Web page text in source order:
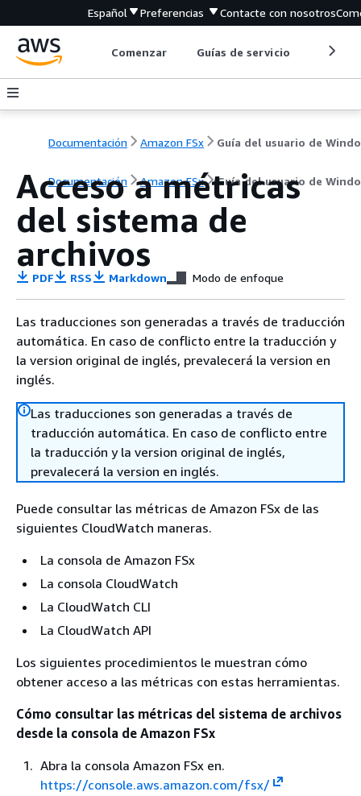
Español Preferencias Contacte con nosotros
Comenzar Guías de servicio
Documentación Amazon FSx Guía del usuario de
Documentación Amazon FSx Guía del usuario de
Acceso a métricas
del sistema de
archivos
PDF RSS Markdown Modo de enfoque
Las traducciones son generadas a través de traducción
automática. En caso de conflicto entre la traducción y
la version original de inglés, prevalecerá la version en
inglés.
Las traducciones son generadas a través de
traducción automática. En caso de conflicto entre
la traducción y la version original de inglés,
prevalecerá la version en inglés.
Puede consultar las métricas de Amazon FSx de las
siguientes CloudWatch maneras.
La consola de Amazon FSx
La consola CloudWatch
La CloudWatch CLI
La CloudWatch API
Los siguientes procedimientos le muestran cómo
obtener acceso a las métricas con estas herramientas.
Cómo consultar las métricas del sistema de archivos
desde la consola de Amazon FSx
Abra la consola Amazon FSx en.
https://console.aws.amazon.com/fsx/